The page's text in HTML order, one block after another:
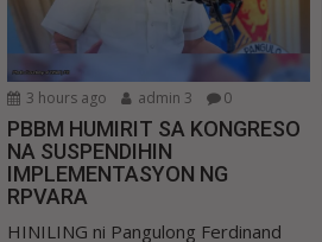
3 hours ago admin 3 0
PBBM HUMIRIT SA KONGRESO
NA SUSPENDIHIN
IMPLEMENTASYON NG
RPVARA
HINILING ni Pangulong Ferdinand